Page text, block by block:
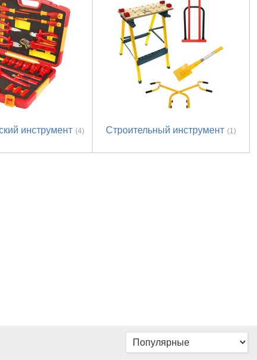
инструмент (4) Строительный инструмент (1)